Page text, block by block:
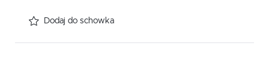
Dodaj do schowka